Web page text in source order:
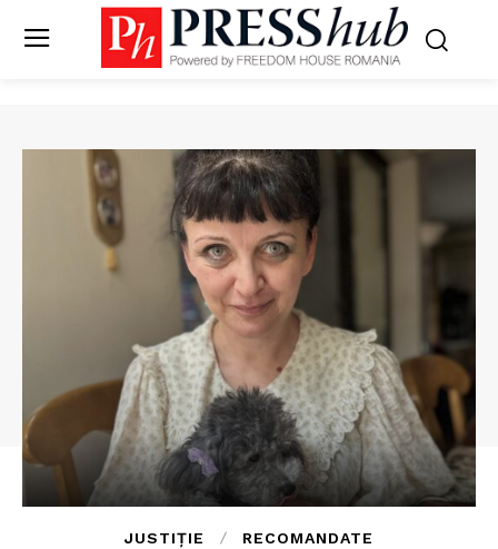
JUSTIȚIE RECOMANDATE